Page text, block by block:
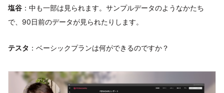
塩谷 ：中も一部は見られます。サンプルデータのようなかたち
で、90日前のデータが見られたりします。
テスタ ：ベーシックプランは何ができるのですか？